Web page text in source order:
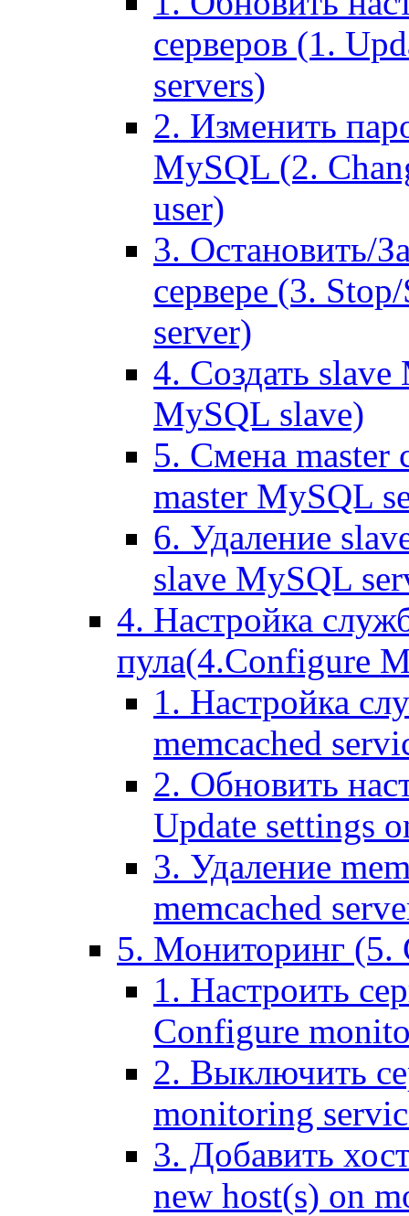
серверов (1.
servers)
2. Изменить
MySQL (2.
user)
3. Остановить/
сервере (3.
server)
4. Создать
MySQL slave)
5. Смена master
master MySQL
6. Удаление
slave MySQL
4. Настройка
пула(4.Configure
1. Настройка
memcached
2. Обновить
Update settings
3. Удаление
memcached
5. Мониторинг (5.
1. Настроить
Configure
2. Выключить
monitoring
3. Добавить
new host(s) on